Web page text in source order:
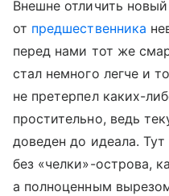
Внешне отличить
от предшественника
перед нами тот же
стал немного легче и
не претерпел каких-
простительно, ведь
доведен до идеала.
без «челки»-острова,
а полноценным